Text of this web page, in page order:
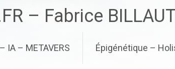
– Fabrice
IA – METAVERS Épigénétique –